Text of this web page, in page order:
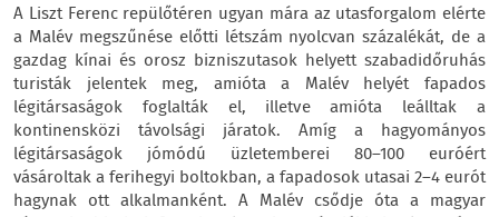
A Liszt Ferenc repülőtéren ugyan mára az utasforgalom elérte
a Malév megszűnése előtti létszám nyolcvan százalékát, de a
gazdag kínai és orosz bizniszutasok helyett szabadidőruhás
turisták jelentek meg, amióta a Malév helyét fapados
légitársaságok foglalták el, illetve amióta leálltak a
kontinensközi távolsági járatok. Amíg a hagyományos
légitársaságok jómódú üzletemberei 80–100 euróért
vásároltak a ferihegyi boltokban, a fapadosok utasai 2–4 eurót
hagynak ott alkalmanként. A Malév csődje óta a magyar